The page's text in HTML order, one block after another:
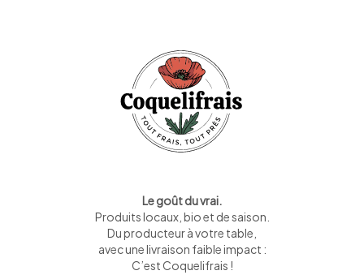
Le goût du vrai.
Produits locaux, bio et de saison
Du producteur à votre table,
avec une livraison faible impact :
C’est Coquelifrais !